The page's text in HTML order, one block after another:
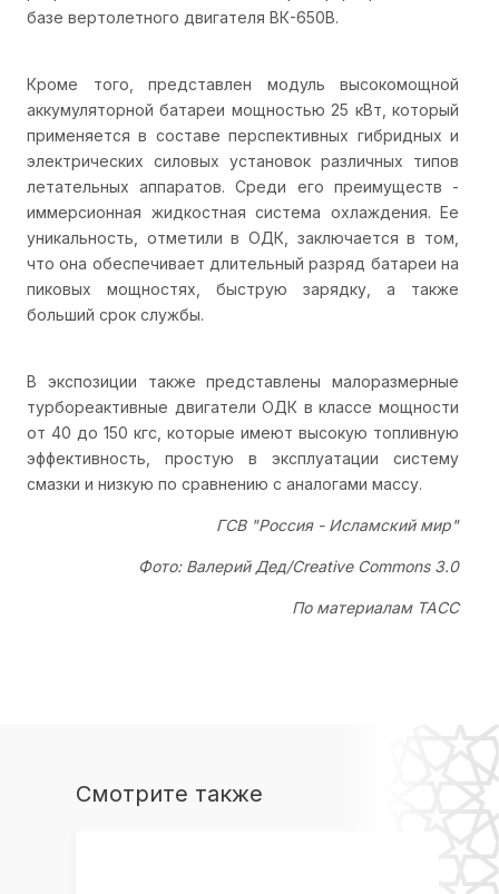
базе вертолетного двигателя ВК-650В.
Кроме того, представлен модуль высокомощной
аккумуляторной батареи мощностью 25 кВт, который
применяется в составе перспективных гибридных и
электрических силовых установок различных типов
летательных аппаратов. Среди его преимуществ -
иммерсионная жидкостная система охлаждения. Ее
уникальность, отметили в ОДК, заключается в том,
что она обеспечивает длительный разряд батареи на
пиковых мощностях, быструю зарядку, а также
больший срок службы.
В экспозиции также представлены малоразмерные
турбореактивные двигатели ОДК в классе мощности
от 40 до 150 кгс, которые имеют высокую топливную
эффективность, простую в эксплуатации систему
смазки и низкую по сравнению с аналогами массу.
ГСВ "Россия - Исламский мир"
Фото: Валерий Дед/Creative Commons 3.0
По материалам ТАСС
Смотрите также